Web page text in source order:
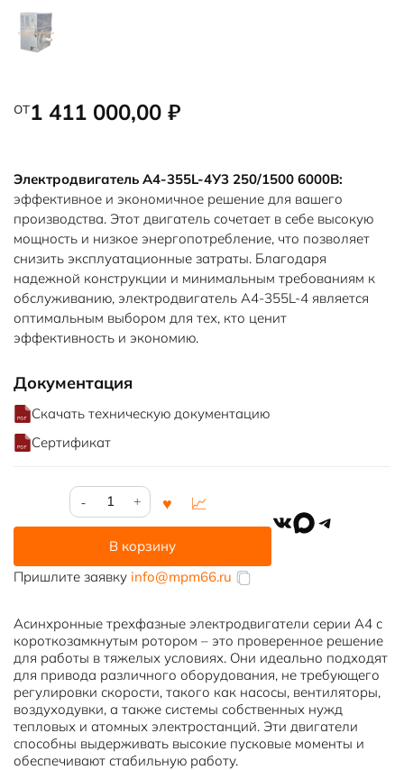
от1 411 000,00 ₽
Электродвигатель A4-355L-4У3 250/1500 6000В:
эффективное и экономичное решение для вашего
производства. Этот двигатель сочетает в себе высокую
мощность и низкое энергопотребление, что позволяет
снизить эксплуатационные затраты. Благодаря
надежной конструкции и минимальным требованиям к
обслуживанию, электродвигатель A4-355L-4 является
оптимальным выбором для тех, кто ценит
эффективность и экономию.
Документация
Скачать техническую документацию
Сертификат
Количество
товара
4У3
В корзину
VKMAXTelegram
Пришлите заявку info@mpm66.ru
Асинхронные трехфазные электродвигатели серии А4 с
короткозамкнутым ротором – это проверенное решение
для работы в тяжелых условиях. Они идеально подходят
для привода различного оборудования, не требующего
регулировки скорости, такого как насосы, вентиляторы,
воздуходувки, а также системы собственных нужд
тепловых и атомных электростанций. Эти двигатели
способны выдерживать высокие пусковые моменты и
обеспечивают стабильную работу.